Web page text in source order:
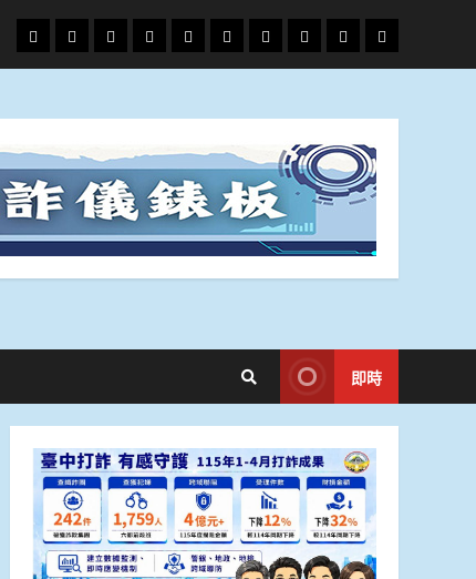
頭
條
財
經
地
方.
文
教.
專
題
娛
樂
政
治
國
際
運
動
生
活
即時